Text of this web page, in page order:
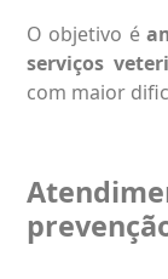
O objetivo é
serviços
com maior